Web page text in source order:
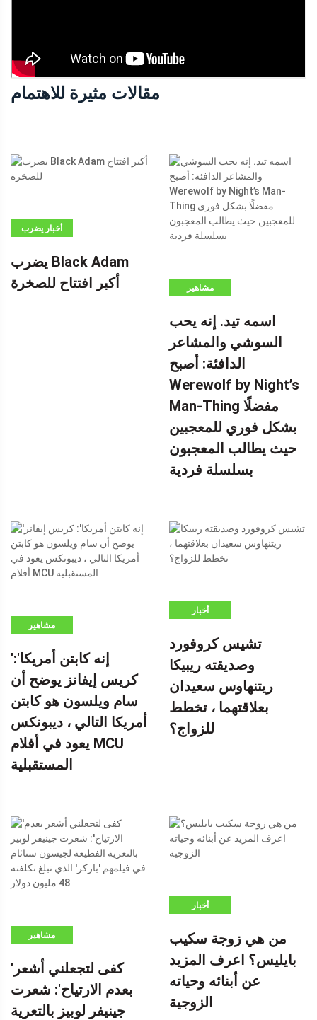
مقالات مثيرة للاهتمام
أخبار يضرب
أكبر افتتاح
للصخرة -إعلان-
يضرب Black Adam
أكبر افتتاح للصخرة
مشاهير
اسمه تيد. إنه يحب
السوشي والمشاعر
الدافئة: أصبح
Werewolf by Night’s
Man-Thing مفضلًا
بشكل فوري للمعجبين
حيث يطالب المعجبون
بسلسلة فردية
مشاهير
'إنه كابتن أمريكا':
كريس إيفانز يوضح أن
سام ويلسون هو كابتن
أمريكا التالي ، ديبونكس
يعود في أفلام MCU
المستقبلية
أخبار
تشيس كروفورد
وصديقته ريبيكا
ريتنهاوس سعيدان
بعلاقتهما ، تخطط
للزواج؟
مشاهير
'كفى لتجعلني أشعر
بعدم الارتياح': شعرت
جينيفر لوبيز بالتعرية
أخبار
من هي زوجة سكيب
بايليس؟ اعرف المزيد
عن أبنائه وحياته
الزوجية